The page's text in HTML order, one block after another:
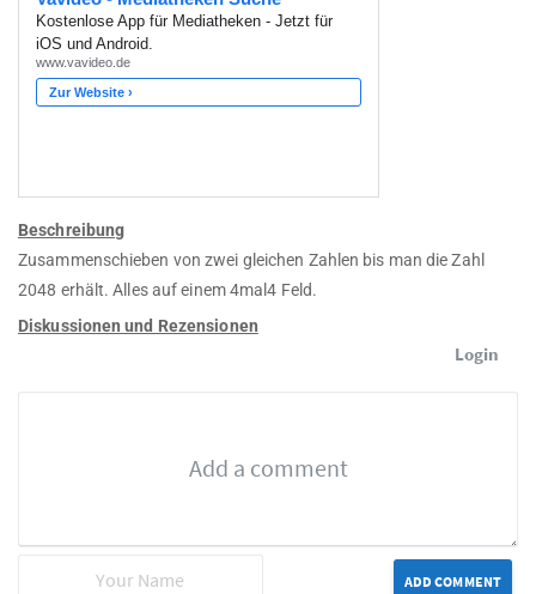
Beschreibung
Zusammenschieben von zwei gleichen Zahlen bis man die Zahl
2048 erhält. Alles auf einem 4mal4 Feld.
Diskussionen und Rezensionen
Login
ADD COMMENT